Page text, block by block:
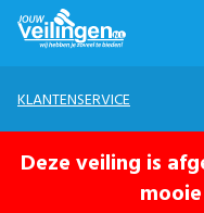
KLANTENSERVICE
Deze veiling is